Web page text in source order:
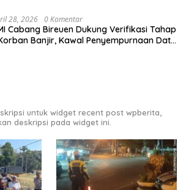
28, 2026 0 Komentar
Cabang Bireuen Dukung Verifikasi Tahap
Banjir, Kawal Penyempurnaan Data
untuk widget recent post wpberita,
deskripsi pada widget ini.